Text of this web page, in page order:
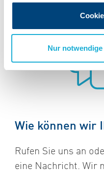
Nur
Wie können wir
Rufen Sie uns an
eine Nachricht. Wir